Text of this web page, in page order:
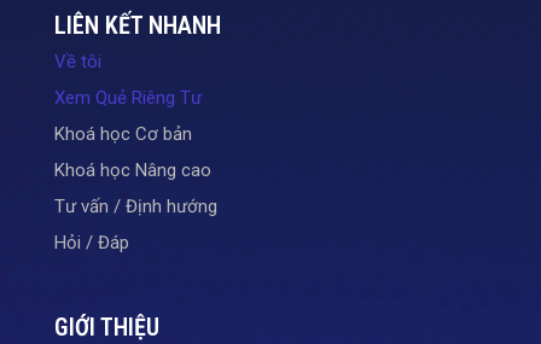
LIÊN KẾT NHANH
Về tôi
Xem Quẻ Riêng Tư
Khoá học Cơ bản
Khoá học Nâng cao
Tư vấn / Định hướng
Hỏi / Đáp
GIỚI THIỆU